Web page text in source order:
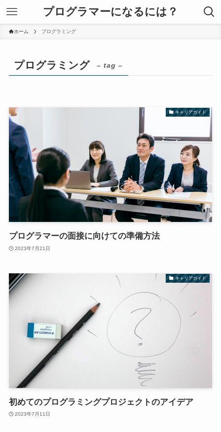
プログラマーになるには？
ホーム プログラミング
プログラミング – tag –
キャリアガイド
プログラマーの面接に向けての準備方法
2023年7月21日
キャリアガイド
初めてのプログラミングプロジェクトのアイデア
2023年7月11日